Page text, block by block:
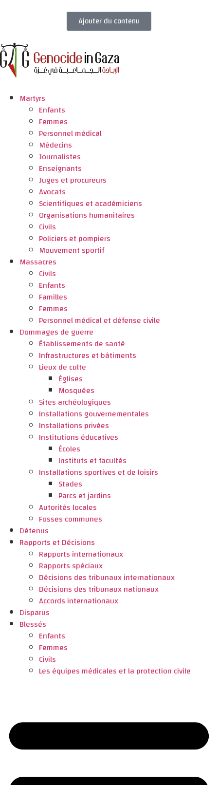
Ajouter du contenu
Martyrs
Enfants
Femmes
Personnel médical
Médecins
Journalistes
Enseignants
Juges et procureurs
Avocats
Scientifiques et académiciens
Organisations humanitaires
Civils
Policiers et pompiers
Mouvement sportif
Massacres
Civils
Enfants
Familles
Femmes
Personnel médical et défense civile
Dommages de guerre
Établissements de santé
Infrastructures et bâtiments
Lieux de culte
Églises
Mosquées
Sites archéologiques
Installations gouvernementales
Installations privées
Institutions éducatives
Écoles
Instituts et facultés
Installations sportives et de loisirs
Stades
Parcs et jardins
Autorités locales
Fosses communes
Détenus
Rapports et Décisions
Rapports internationaux
Rapports spéciaux
Décisions des tribunaux internationaux
Décisions des tribunaux nationaux
Accords internationaux
Disparus
Blessés
Enfants
Femmes
Civils
Les équipes médicales et la protection civile